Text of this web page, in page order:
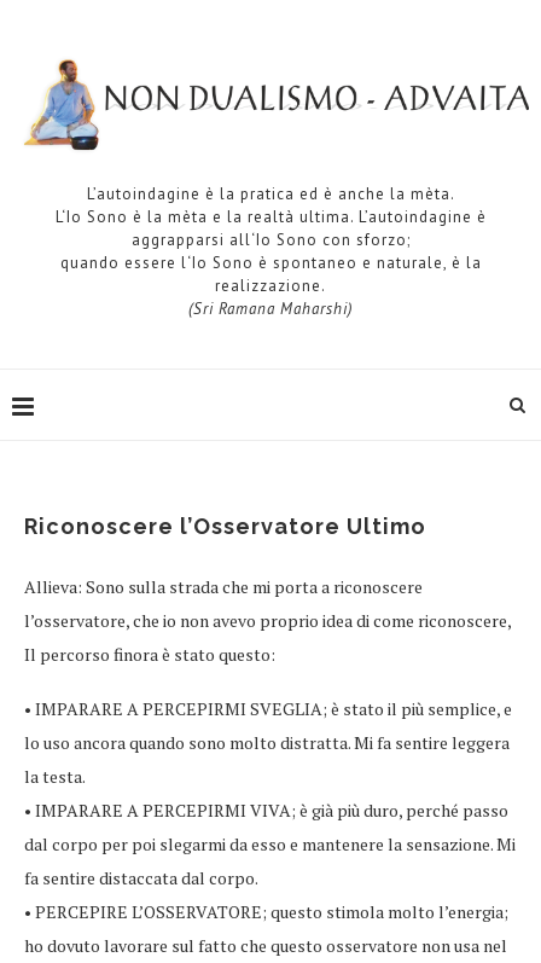
L’autoindagine è la pratica ed è anche la mèta.
L‘Io Sono è la mèta e la realtà ultima. L’autoindagine è
aggrapparsi all‘Io Sono con sforzo;
quando essere l‘Io Sono è spontaneo e naturale, è la
realizzazione.
(Sri Ramana Maharshi)
Riconoscere l’Osservatore Ultimo
​Allieva: Sono sulla strada che mi porta a riconoscere
l’osservatore, che io non avevo proprio idea di come riconoscere,
Il percorso finora è stato questo:
• IMPARARE A PERCEPIRMI SVEGLIA; è stato il più semplice, e
lo uso ancora quando sono molto distratta. Mi fa sentire leggera
la testa.
• IMPARARE A PERCEPIRMI VIVA; è già più duro, perché passo
dal corpo per poi slegarmi da esso e mantenere la sensazione. Mi
fa sentire distaccata dal corpo.
• PERCEPIRE L’OSSERVATORE; questo stimola molto l’energia;
ho dovuto lavorare sul fatto che questo osservatore non usa nel